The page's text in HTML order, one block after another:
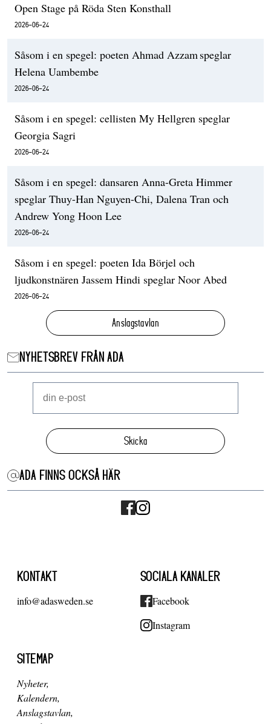
Open Stage på Röda Sten Konsthall
2026-06-24
Såsom i en spegel: poeten Ahmad Azzam speglar
Helena Uambembe
2026-06-24
Såsom i en spegel: cellisten My Hellgren speglar
Georgia Sagri
2026-06-24
Såsom i en spegel: dansaren Anna-Greta Himmer
speglar Thuy-Han Nguyen-Chi, Dalena Tran och
Andrew Yong Hoon Lee
2026-06-24
Såsom i en spegel: poeten Ida Börjel och
ljudkonstnären Jassem Hindi speglar Noor Abed
2026-06-24
Anslagstavlan
NYHETSBREV FRÅN ADA
Skicka
ADA FINNS OCKSÅ HÄR
KONTAKT
info@adasweden.se
SOCIALA KANALER
Facebook
Instagram
SITEMAP
Nyheter
Kalendern
Anslagstavlan